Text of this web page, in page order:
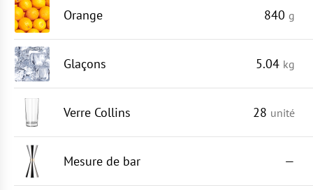
Orange 840 g
Glaçons 5.04 kg
Verre Collins 28 unité
Mesure de bar —